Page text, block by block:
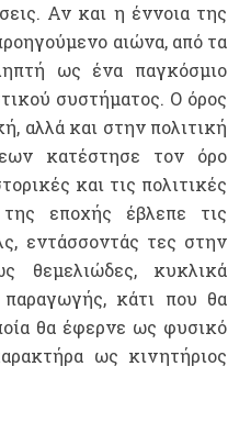
Αν και η έννοια της
αιώνα, από τα
ως ένα παγκόσμιο
συστήματος. Ο όρος
αλλά και στην πολιτική
κατέστησε τον όρο
και τις πολιτικές
εποχής έβλεπε τις
εντάσσοντάς τες στην
θεμελιώδες, κυκλικά
παραγωγής, κάτι που θα
θα έφερνε ως φυσικό
ως κινητήριος